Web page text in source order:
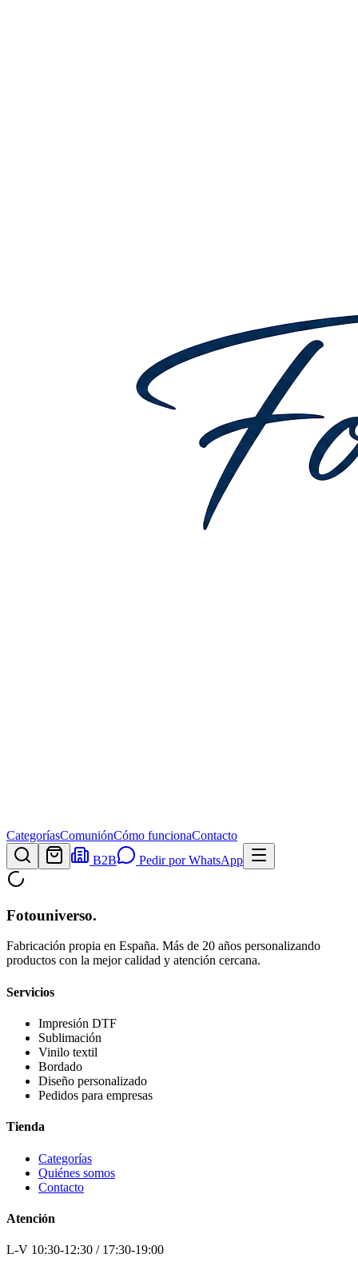
CategoríasComuniónCómo funcionaContacto
B2B
Pedir por WhatsApp
Fotouniverso.
Fabricación propia en España. Más de 20 años personalizando
productos con la mejor calidad y atención cercana.
Servicios
Impresión DTF
Sublimación
Vinilo textil
Bordado
Diseño personalizado
Pedidos para empresas
Tienda
Categorías
Quiénes somos
Contacto
Atención
L-V 10:30-12:30 / 17:30-19:00